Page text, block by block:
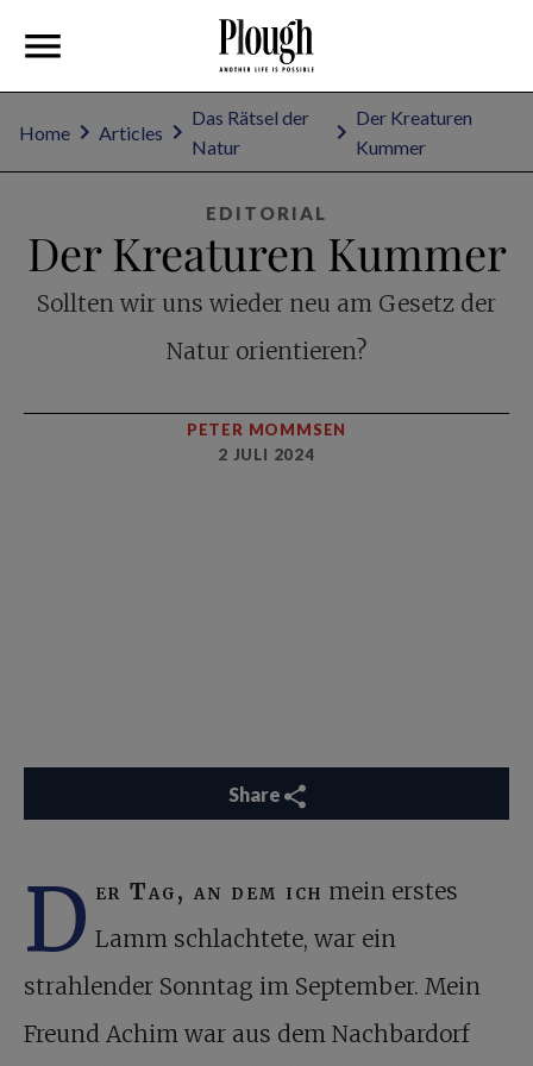
Home Articles
Das Rätsel der
Natur
Der Kreaturen
Kummer
EDITORIAL
Der Kreaturen Kummer
Sollten wir uns wieder neu am Gesetz der
Natur orientieren?
PETER MOMMSEN
2 JULI 2024
Share
D er Tag, an dem ich mein erstes
Lamm schlachtete, war ein
strahlender Sonntag im September. Mein
Freund Achim war aus dem Nachbardorf